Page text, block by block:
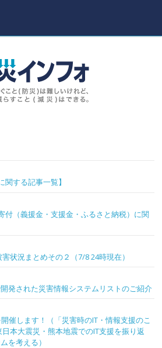
関する記事一覧】
付（義援金・支援金・ふるさと納税）に関
害状況まとめその２（7/8 24時現在）
発された災害情報システムリストのご紹介
催します！（「災害時のIT・情報支援のこ
本大震災・熊本地震でのIT支援を振り返
を考える）